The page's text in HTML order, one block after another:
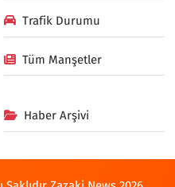
Trafik Durumu
Tüm Manşetler
Haber Arşivi